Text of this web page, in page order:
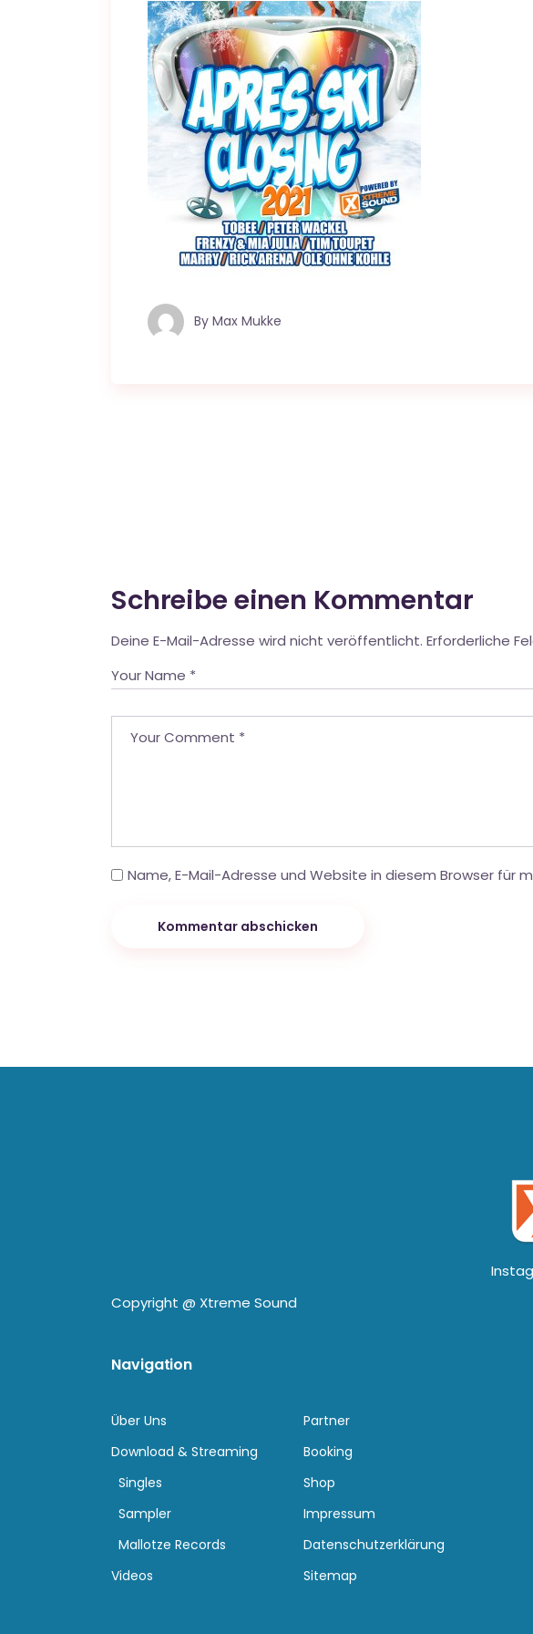
By Max Mukke
Schreibe einen Kommentar
Deine E-Mail-Adresse wird nicht veröffentlicht. Erforderliche
Name, E-Mail-Adresse und Website in diesem Browser für
Kommentar abschicken
Copyright @ Xtreme Sound
Navigation
Über Uns
Download & Streaming
Singles
Sampler
Mallotze Records
Videos
Partner
Booking
Shop
Impressum
Datenschutzerklärung
Sitemap